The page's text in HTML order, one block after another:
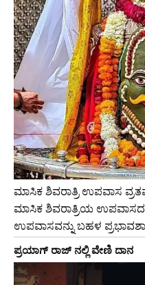
ಮಾಸಿಕ ಶಿವರಾತ್ರಿ ಉಪವಾಸ
ಮಾಸಿಕ ಶಿವರಾತ್ರಿಯ
ಉಪವಾಸವನ್ನು ಬಹಳ
ಪ್ರಯಾಗ್ ರಾಜ್ ನಲ್ಲಿ ವೇಣಿ ದಾನ